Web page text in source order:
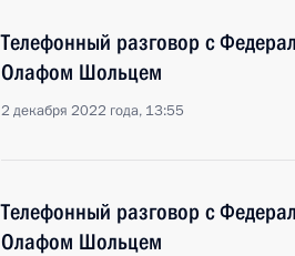
Телефонный разговор с
Олафом Шольцем
2 декабря 2022 года, 13:55
Телефонный разговор с
Олафом Шольцем